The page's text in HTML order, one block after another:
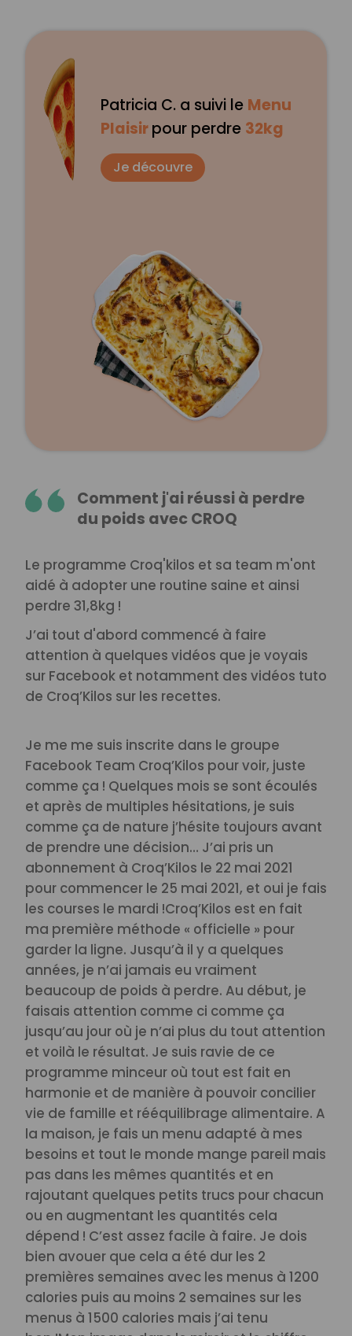
Patricia C. a suivi le Menu
Plaisirpour perdre 32kg
Je découvre
Comment j'ai réussi à perdre
du poids avec CROQ
Le programme Croq'kilos et sa team m'ont
aidé à adopter une routine saine et ainsi
perdre 31,8kg !
J’ai tout d'abord commencé à faire
attention à quelques vidéos que je voyais
sur Facebook et notamment des vidéos tuto
de Croq’Kilos sur les recettes.
Je me me suis inscrite dans le groupe
Facebook Team Croq’Kilos pour voir, juste
comme ça ! Quelques mois se sont écoulés
et après de multiples hésitations, je suis
comme ça de nature j’hésite toujours avant
de prendre une décision… J’ai pris un
abonnement à Croq’Kilos le 22 mai 2021
pour commencer le 25 mai 2021, et oui je fais
les courses le mardi !Croq’Kilos est en fait
ma première méthode « officielle » pour
garder la ligne. Jusqu’à il y a quelques
années, je n’ai jamais eu vraiment
beaucoup de poids à perdre. Au début, je
faisais attention comme ci comme ça
jusqu’au jour où je n’ai plus du tout attention
et voilà le résultat. Je suis ravie de ce
programme minceur où tout est fait en
harmonie et de manière à pouvoir concilier
vie de famille et rééquilibrage alimentaire. A
la maison, je fais un menu adapté à mes
besoins et tout le monde mange pareil mais
pas dans les mêmes quantités et en
rajoutant quelques petits trucs pour chacun
ou en augmentant les quantités cela
dépend ! C’est assez facile à faire. Je dois
bien avouer que cela a été dur les 2
premières semaines avec les menus à 1200
calories puis au moins 2 semaines sur les
menus à 1500 calories mais j’ai tenu